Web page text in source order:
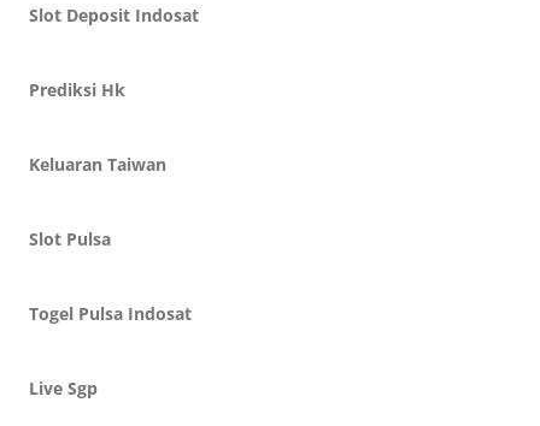
Slot Deposit Indosat
Prediksi Hk
Keluaran Taiwan
Slot Pulsa
Togel Pulsa Indosat
Live Sgp